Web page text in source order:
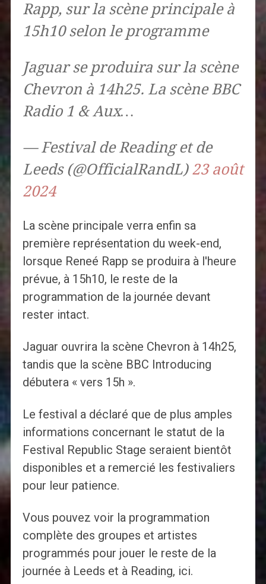
Rapp, sur la scène principale à
15h10 selon le programme
Jaguar se produira sur la scène
Chevron à 14h25. La scène BBC
Radio 1 & Aux…
— Festival de Reading et de
Leeds (@OfficialRandL) 23 août
2024
La scène principale verra enfin sa
première représentation du week-end,
lorsque Reneé Rapp se produira à l'heure
prévue, à 15h10, le reste de la
programmation de la journée devant
rester intact.
Jaguar ouvrira la scène Chevron à 14h25,
tandis que la scène BBC Introducing
débutera « vers 15h ».
Le festival a déclaré que de plus amples
informations concernant le statut de la
Festival Republic Stage seraient bientôt
disponibles et a remercié les festivaliers
pour leur patience.
Vous pouvez voir la programmation
complète des groupes et artistes
programmés pour jouer le reste de la
journée à Leeds et à Reading, ici.